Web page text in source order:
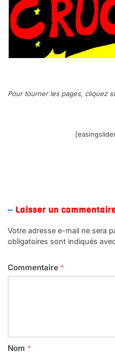
Pour tourner les pages, cliquez
Laisser un
Votre adresse e-mail ne sera
obligatoires sont indiqués
Commentaire *
Nom *